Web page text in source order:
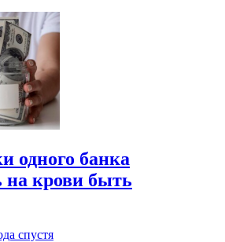
одного банка
на крови быть
спустя